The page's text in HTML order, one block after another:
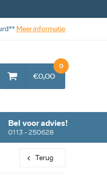
Bel voor advies!
0113 - 250628
€0,00
0
Meer informatie
Terug